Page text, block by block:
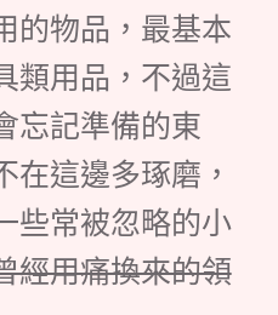
的物品，最基本
類用品，不過這
忘記準備的東
在這邊多琢磨，
些常被忽略的小
經用痛換來的領